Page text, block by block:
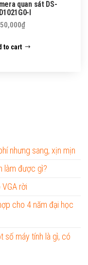
quan sát DS-
I
₫
to cart
nhưng sang, xịn mịn
làm được gì?
rời
cho 4 năm đại học
số máy tính là gì, có